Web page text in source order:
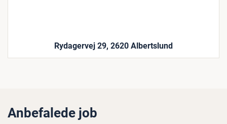
Rydagervej 29, 2620 Albertslund
Anbefalede job